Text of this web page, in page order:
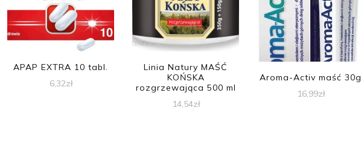
APAP EXTRA 10 tabl.
6,32zł
Linia Natury MAŚĆ
KOŃSKA
rozgrzewająca 500 ml
14,54zł
Aroma-Activ maść 30g
16,99zł